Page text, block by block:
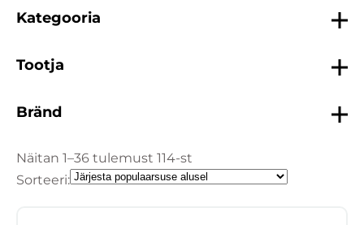
Kategooria
Tootja
Bränd
Näitan 1–36 tulemust 114-st
Sorteeri: